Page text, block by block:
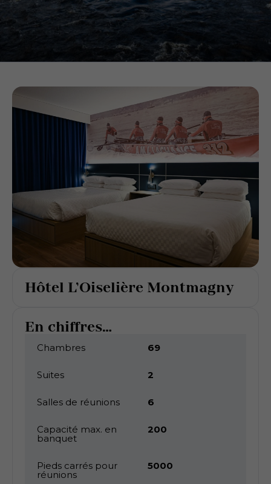
Hôtel L’Oiselière Montmagny
En chiffres...
Chambres 69
Suites 2
Salles de réunions 6
Capacité max. en
banquet
200
Pieds carrés pour
réunions
5000